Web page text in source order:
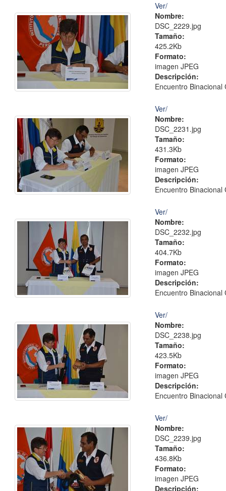
Ver/
Nombre:
DSC_2229.jpg
Tamaño:
425.2Kb
Formato:
imagen JPEG
Descripción:
Encuentro Binacional
Ver/
Nombre:
DSC_2231.jpg
Tamaño:
431.3Kb
Formato:
imagen JPEG
Descripción:
Encuentro Binacional
Ver/
Nombre:
DSC_2232.jpg
Tamaño:
404.7Kb
Formato:
imagen JPEG
Descripción:
Encuentro Binacional
Ver/
Nombre:
DSC_2238.jpg
Tamaño:
423.5Kb
Formato:
imagen JPEG
Descripción:
Encuentro Binacional
Ver/
Nombre:
DSC_2239.jpg
Tamaño:
436.8Kb
Formato:
imagen JPEG
Descripción: